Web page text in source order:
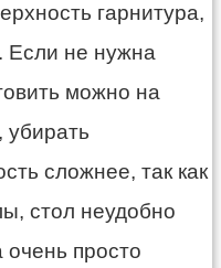
гарнитура,
Если не нужна
можно на
убирать
сложнее, так как
стол неудобно
очень просто